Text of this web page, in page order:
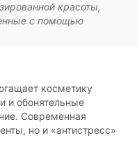
красоты,
с помощью
косметику
и обонятельные
Современная
но и «антистресс»